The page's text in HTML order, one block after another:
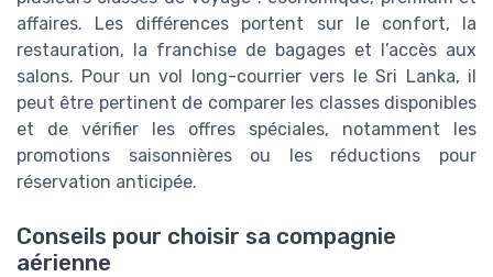
affaires. Les différences portent sur le confort, la
restauration, la franchise de bagages et l’accès aux
salons. Pour un vol long-courrier vers le Sri Lanka, il
peut être pertinent de comparer les classesdisponibles
et de vérifier les offres spéciales, notamment les
promotions saisonnières ou les réductions pour
réservation anticipée.
Conseils pour choisir sa compagnie
aérienne